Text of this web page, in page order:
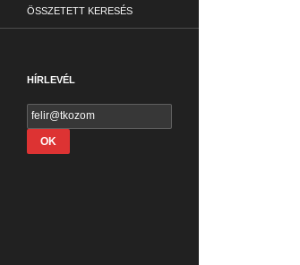
ÖSSZETETT KERESÉS
HÍRLEVÉL